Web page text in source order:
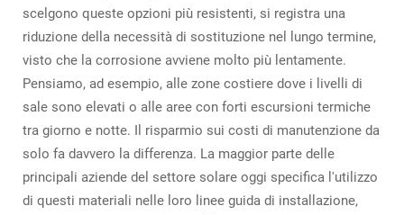
scelgono queste opzioni più resistenti, si registra una
riduzione della necessità di sostituzione nel lungo termine,
visto che la corrosione avviene molto più lentamente.
Pensiamo, ad esempio, alle zone costiere dove i livelli di
sale sono elevati o alle aree con forti escursioni termiche
tra giorno e notte. Il risparmio sui costi di manutenzione da
solo fa davvero la differenza. La maggior parte delle
principali aziende del settore solare oggi specifica l'utilizzo
di questi materiali nelle loro linee guida di installazione,